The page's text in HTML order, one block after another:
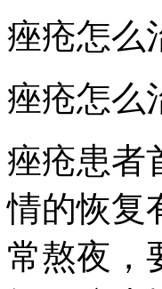
痤疮怎么
痤疮怎么
痤疮患者
情的恢复
常熬夜，